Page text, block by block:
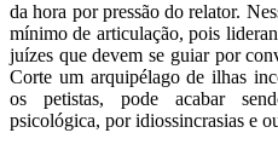
da hora por pressão do relator.
mínimo de articulação, pois
juízes que devem se guiar por
Corte um arquipélago de ilhas
os petistas, pode acabar
psicológica, por idiossincrasias e